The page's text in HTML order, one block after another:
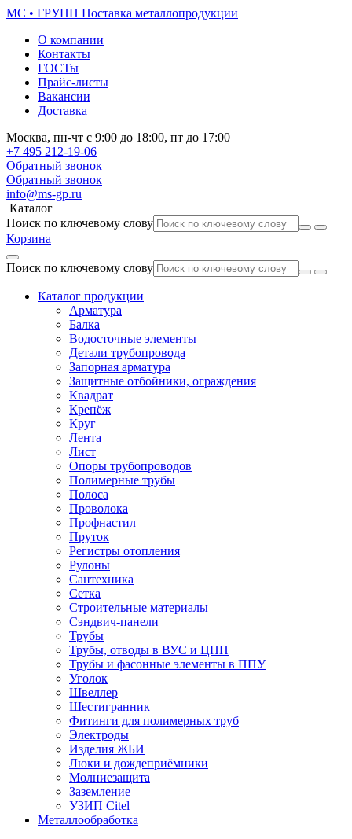
МС • ГРУПП Поставка металлопродукции
О компании
Контакты
ГОСТы
Прайс-листы
Вакансии
Доставка
Москва, пн-чт с 9:00 до 18:00, пт до 17:00
+7 495 212-19-06
Обратный звонок
Обратный звонок
info@ms-gp.ru
Каталог
Поиск по ключевому слову
Корзина
Поиск по ключевому слову
Каталог продукции
Арматура
Балка
Водосточные элементы
Детали трубопровода
Запорная арматура
Защитные отбойники, ограждения
Квадрат
Крепёж
Круг
Лента
Лист
Опоры трубопроводов
Полимерные трубы
Полоса
Проволока
Профнастил
Пруток
Регистры отопления
Рулоны
Сантехника
Сетка
Строительные материалы
Сэндвич-панели
Трубы
Трубы, отводы в ВУС и ЦПП
Трубы и фасонные элементы в ППУ
Уголок
Швеллер
Шестигранник
Фитинги для полимерных труб
Электроды
Изделия ЖБИ
Люки и дождеприёмники
Молниезащита
Заземление
УЗИП Citel
Металлообработка